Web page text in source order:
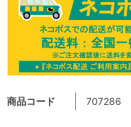
商品コード 707286